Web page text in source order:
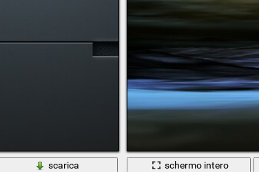
scarica
schermo intero